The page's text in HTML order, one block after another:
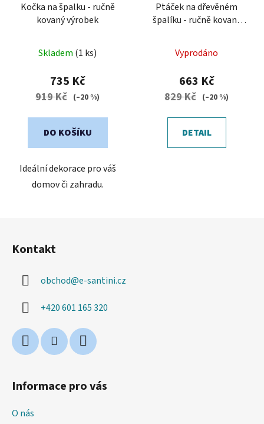
Kočka na špalku - ručně
kovaný výrobek
Skladem (1 ks)
735 Kč
919 Kč (–20 %)
DO KOŠÍKU
Ideální dekorace pro váš
domov či zahradu.
Ptáček na dřevěném
špalíku - ručně kovaný
hodnocení
produktu
je
5
Vyprodáno
663 Kč
829 Kč (–20 %)
DETAIL
Kontakt
obchod@e-santini.cz
+420 601 165 320
Informace pro vás
O nás